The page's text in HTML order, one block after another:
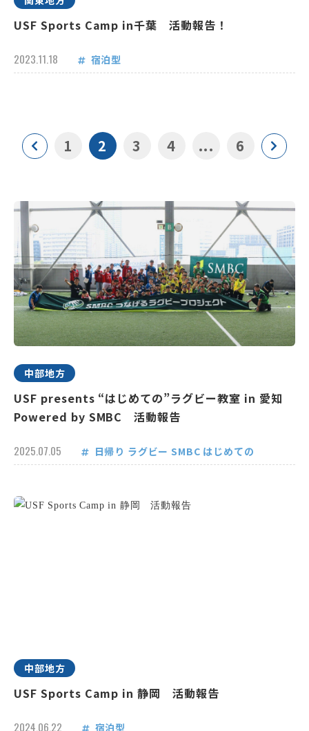
USF Sports Camp in千葉 活動報告！
2023.11.18 宿泊型
1 2 3 4 ... 6
中部地方
USF presents “はじめての”ラグビー教室 in 愛知
Powered by SMBC 活動報告
2025.07.05 日帰り ラグビー SMBC はじめての
中部地方
USF Sports Camp in 静岡 活動報告
2024.06.22 宿泊型